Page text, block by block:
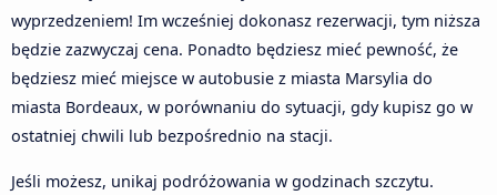
wyprzedzeniem! Im wcześniej dokonasz rezerwacji, tym niższa
będzie zazwyczaj cena. Ponadto będziesz mieć pewność, że
będziesz mieć miejsce w autobusie z miasta Marsylia do
miasta Bordeaux, w porównaniu do sytuacji, gdy kupisz go w
ostatniej chwili lub bezpośrednio na stacji.
Jeśli możesz, unikaj podróżowania w godzinach szczytu.